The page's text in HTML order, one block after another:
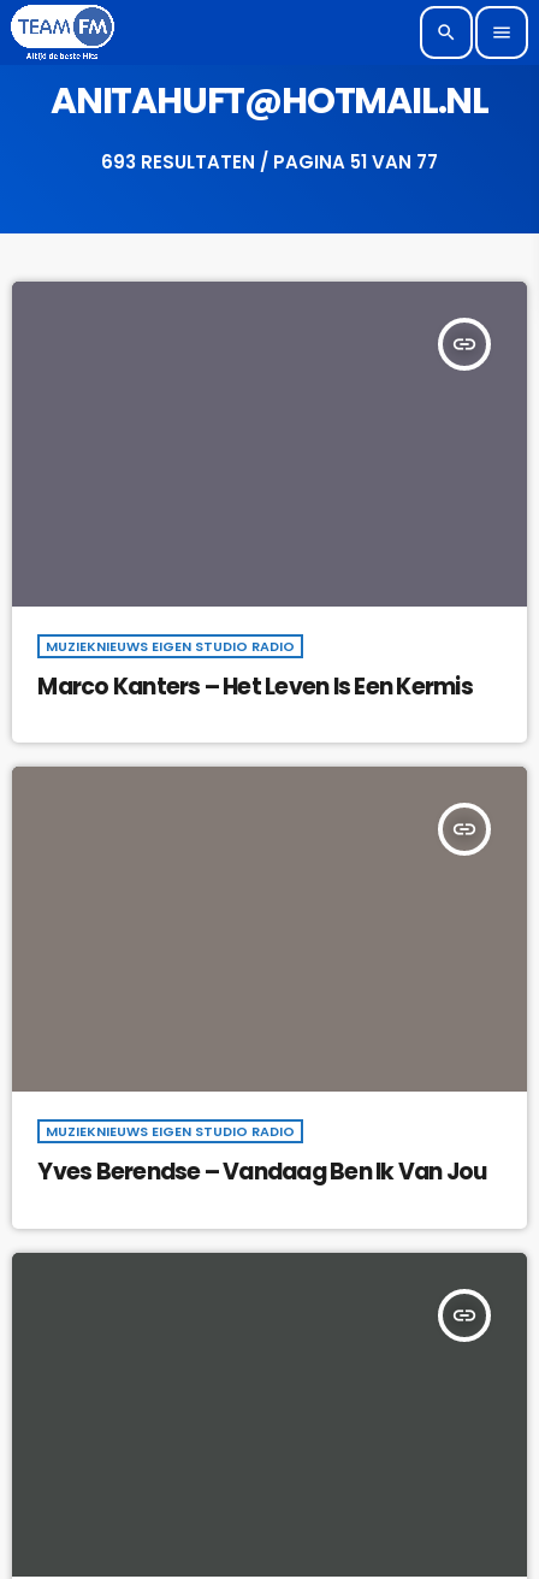
search menu
ANITAHUFT@HOTMAIL.NL
693 RESULTATEN / PAGINA 51 VAN 77
insert_link
MUZIEKNIEUWS EIGEN STUDIO RADIO
Marco Kanters – Het Leven Is Een Kermis
insert_link
MUZIEKNIEUWS EIGEN STUDIO RADIO
Yves Berendse – Vandaag Ben Ik Van Jou
insert_link